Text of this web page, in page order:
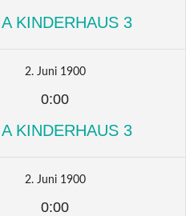
KINDERHAUS 3
2. Juni 1900
0:00
KINDERHAUS 3
2. Juni 1900
0:00